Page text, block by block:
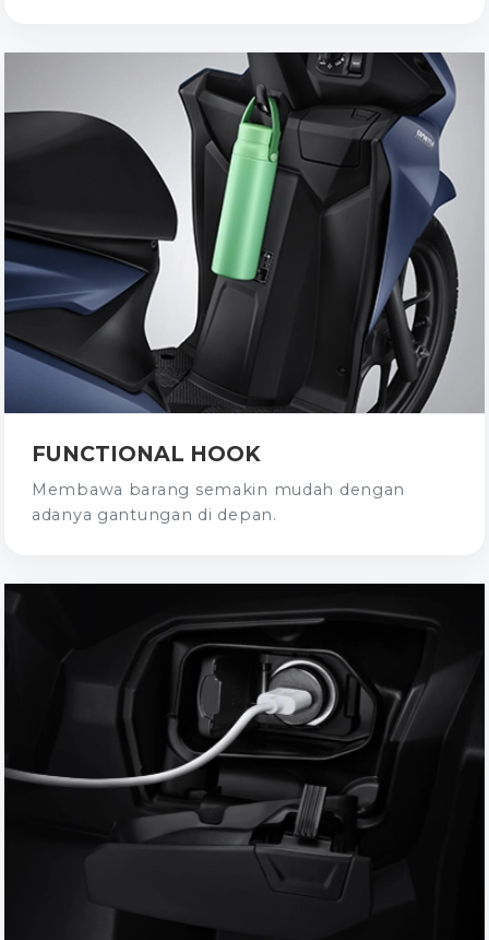
FUNCTIONAL HOOK
Membawa barang semakin mudah dengan
adanya gantungan di depan.